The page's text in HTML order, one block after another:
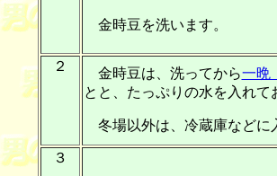
金時豆を洗います。
２ 金時豆は、洗ってから一晩
とと、たっぷりの水を入れて
冬場以外は、冷蔵庫などに
３